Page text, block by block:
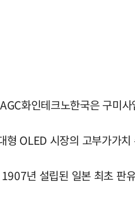
화인테크노한국은 구미
형 OLED 시장의 고부가가
년 설립된 일본 최초 판